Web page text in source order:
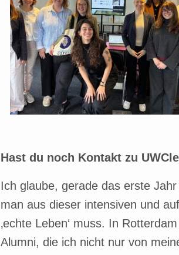
Hast du noch Kontakt zu
Ich glaube, gerade das erste
man aus dieser intensiven und
‚echte Leben‘ muss. In
Alumni, die ich nicht nur von